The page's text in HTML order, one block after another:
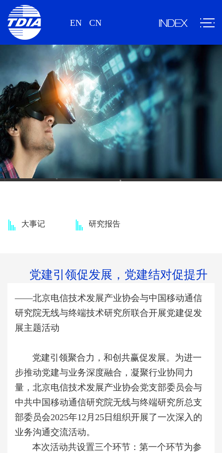
EN CN
大事记 研究报告
党建引领促发展，党建结对促提升
——北京电信技术发展产业协会与中国移动通信
研究院无线与终端技术研究所联合开展党建促发
展主题活动
党建引领聚合力，和创共赢促发展。为进一
步推动党建与业务深度融合，凝聚行业协同力
量，北京电信技术发展产业协会党支部委员会与
中共中国移动通信研究院无线与终端研究所总支
部委员会2025年12 月 25 日组织开展了一次深入的
业务沟通交流活动。
本次活动共设置三个环节：第一个环节为参